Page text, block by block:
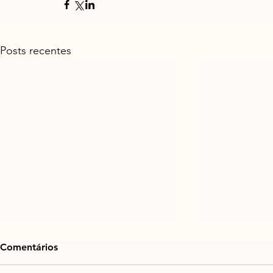
Posts recentes
Comentários